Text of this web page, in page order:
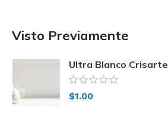
Visto Previamente
Ultra Blanco Crisarte
$1.00